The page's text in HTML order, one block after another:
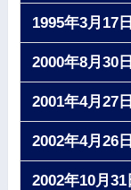
1995年3月17日
2000年8月30日
2001年4月27日
2002年4月26日
2002年10月31